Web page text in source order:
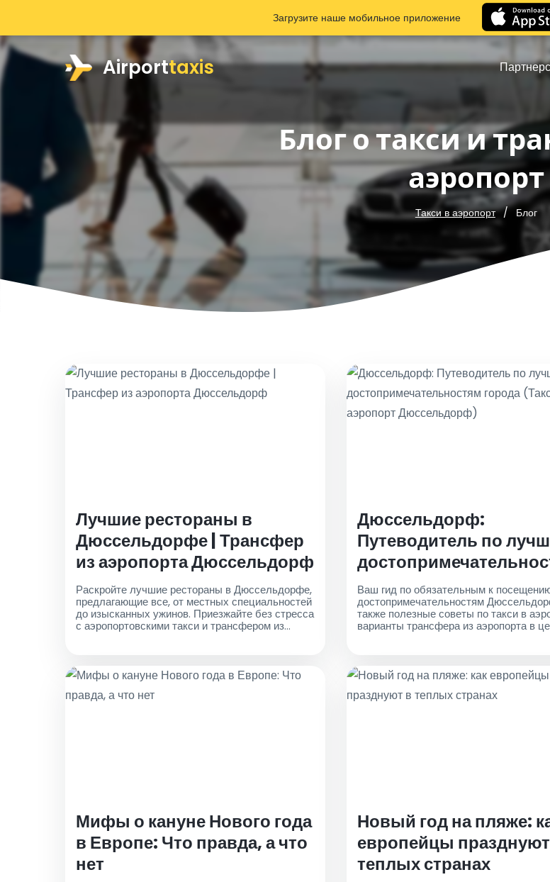
Airporttaxis
Блог о такси и
аэропорт
Такси в аэропорт Блог
Загрузите наше мобильное приложение
Лучшие рестораны в
Дюссельдорфе | Трансфер
из аэропорта Дюссельдорф
Раскройте лучшие рестораны в Дюссельдорфе,
предлагающие все, от местных специальностей
до изысканных ужинов. Приезжайте без стресса
с аэропортовскими такси и трансфером из
Дюссельдорф:
Путеводитель по
города (Такси
Дюссельдорф)
Ваш гид по обязательным к
достопримечательностям
также полезные советы по такси в
варианты трансфера из аэропорта в
Мифы о кануне Нового года
в Европе: Что правда, а что
нет
Новый год на пляже:
европейцы
теплых странах